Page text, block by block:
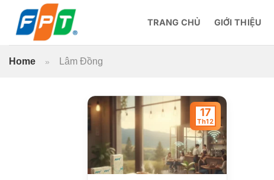
TRANG CHỦ GIỚI THIỆU
Home » Lâm Đồng
17
Th12